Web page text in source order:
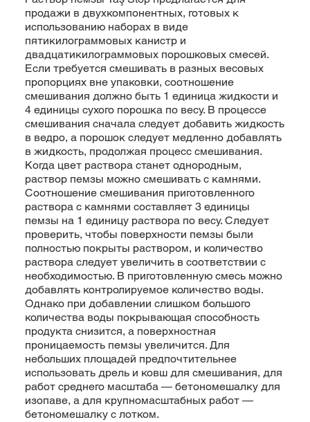
продажи в двухкомпонентных, готовых к
использованию наборах в виде
пятикилограммовых канистр и
двадцатикилограммовых порошковых смесей.
Если требуется смешивать в разных весовых
пропорциях вне упаковки, соотношение
смешивания должно быть 1 единица жидкости и
4 единицы сухого порошка по весу. В процессе
смешивания сначала следует добавить жидкость
в ведро, а порошок следует медленно добавлять
в жидкость, продолжая процесс смешивания.
Когда цвет раствора станет однородным,
раствор пемзы можно смешивать с камнями.
Соотношение смешивания приготовленного
раствора с камнями составляет 3 единицы
пемзы на 1 единицу раствора по весу. Следует
проверить, чтобы поверхности пемзы были
полностью покрыты раствором, и количество
раствора следует увеличить в соответствии с
необходимостью. В приготовленную смесь можно
добавлять контролируемое количество воды.
Однако при добавлении слишком большого
количества воды покрывающая способность
продукта снизится, а поверхностная
проницаемость пемзы увеличится. Для
небольших площадей предпочтительнее
использовать дрель и ковш для смешивания, для
работ среднего масштаба — бетономешалку для
изопаве, а для крупномасштабных работ —
бетономешалку с лотком.